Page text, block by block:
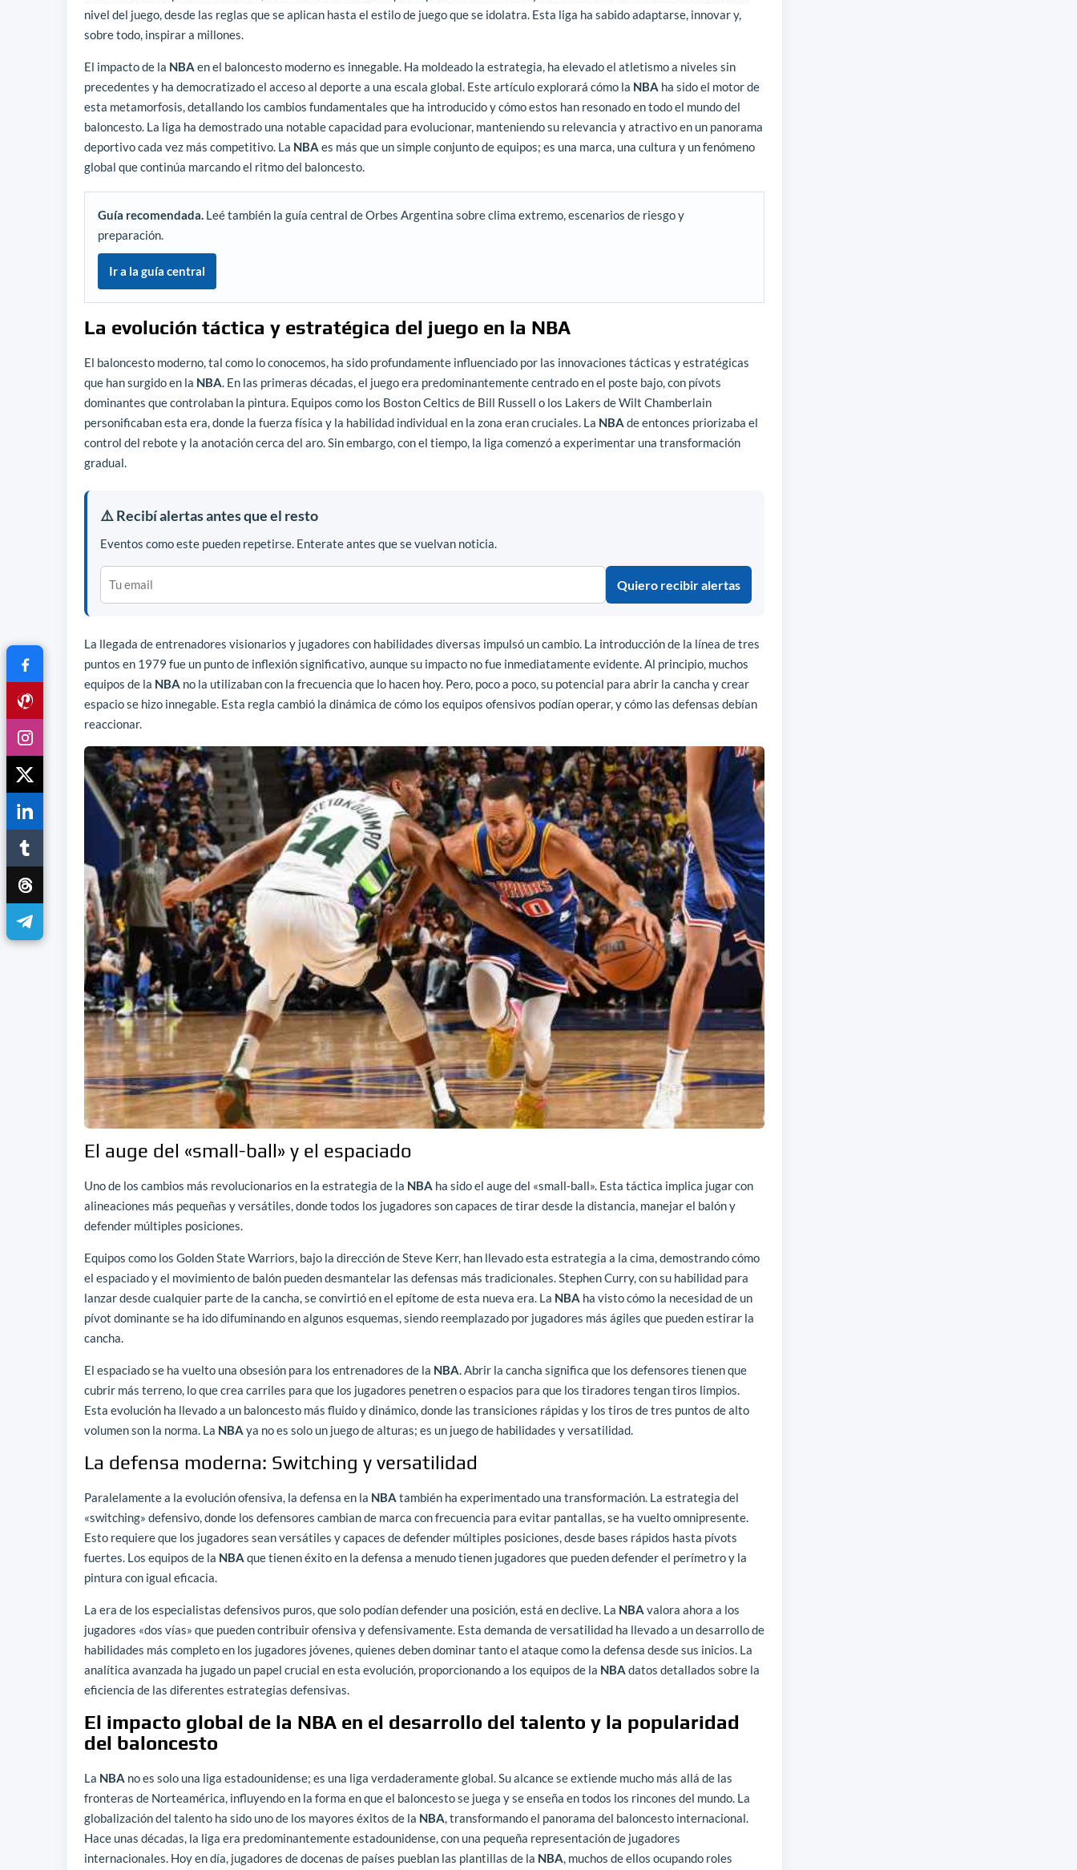
nivel del juego, desde las reglas que se aplican hasta el estilo de juego que se idolatra. Esta liga ha sabido adaptarse, innovar y,
sobre todo, inspirar a millones.
El impacto de la NBA en el baloncesto moderno es innegable. Ha moldeado la estrategia, ha elevado el atletismo a niveles sin
precedentes y ha democratizado el acceso al deporte a una escala global. Este artículo explorará cómo la NBA ha sido el motor de
esta metamorfosis, detallando los cambios fundamentales que ha introducido y cómo estos han resonado en todo el mundo del
baloncesto. La liga ha demostrado una notable capacidad para evolucionar, manteniendo su relevancia y atractivo en un panorama
deportivo cada vez más competitivo. La NBA es más que un simple conjunto de equipos; es una marca, una cultura y un fenómeno
global que continúa marcando el ritmo del baloncesto.
Guía recomendada. Leé también la guía central de Orbes Argentina sobre clima extremo, escenarios de riesgo y
preparación.
Ir a la guía central
La evolución táctica y estratégica del juego en la NBA
El baloncesto moderno, tal como lo conocemos, ha sido profundamente influenciado por las innovaciones tácticas y estratégicas
que han surgido en la NBA. En las primeras décadas, el juego era predominantemente centrado en el poste bajo, con pívots
dominantes que controlaban la pintura. Equipos como los Boston Celtics de Bill Russell o los Lakers de Wilt Chamberlain
personificaban esta era, donde la fuerza física y la habilidad individual en la zona eran cruciales. La NBA de entonces priorizaba el
control del rebote y la anotación cerca del aro. Sin embargo, con el tiempo, la liga comenzó a experimentar una transformación
gradual.
⚠️ Recibí alertas antes que el resto
Eventos como este pueden repetirse. Enterate antes que se vuelvan noticia.
Quiero recibir alertas
La llegada de entrenadores visionarios y jugadores con habilidades diversas impulsó un cambio. La introducción de la línea de tres
puntos en 1979 fue un punto de inflexión significativo, aunque su impacto no fue inmediatamente evidente. Al principio, muchos
equipos de la NBA no la utilizaban con la frecuencia que lo hacen hoy. Pero, poco a poco, su potencial para abrir la cancha y crear
espacio se hizo innegable. Esta regla cambió la dinámica de cómo los equipos ofensivos podían operar, y cómo las defensas debían
reaccionar.
El auge del «small-ball» y el espaciado
Uno de los cambios más revolucionarios en la estrategia de la NBA ha sido el auge del «small-ball». Esta táctica implica jugar con
alineaciones más pequeñas y versátiles, donde todos los jugadores son capaces de tirar desde la distancia, manejar el balón y
defender múltiples posiciones.
Equipos como los Golden State Warriors, bajo la dirección de Steve Kerr, han llevado esta estrategia a la cima, demostrando cómo
el espaciado y el movimiento de balón pueden desmantelar las defensas más tradicionales. Stephen Curry, con su habilidad para
lanzar desde cualquier parte de la cancha, se convirtió en el epítome de esta nueva era. La NBA ha visto cómo la necesidad de un
pívot dominante se ha ido difuminando en algunos esquemas, siendo reemplazado por jugadores más ágiles que pueden estirar la
cancha.
El espaciado se ha vuelto una obsesión para los entrenadores de la NBA. Abrir la cancha significa que los defensores tienen que
cubrir más terreno, lo que crea carriles para que los jugadores penetren o espacios para que los tiradores tengan tiros limpios.
Esta evolución ha llevado a un baloncesto más fluido y dinámico, donde las transiciones rápidas y los tiros de tres puntos de alto
volumen son la norma. La NBA ya no es solo un juego de alturas; es un juego de habilidades y versatilidad.
La defensa moderna: Switching y versatilidad
Paralelamente a la evolución ofensiva, la defensa en la NBA también ha experimentado una transformación. La estrategia del
«switching» defensivo, donde los defensores cambian de marca con frecuencia para evitar pantallas, se ha vuelto omnipresente.
Esto requiere que los jugadores sean versátiles y capaces de defender múltiples posiciones, desde bases rápidos hasta pívots
fuertes. Los equipos de la NBA que tienen éxito en la defensa a menudo tienen jugadores que pueden defender el perímetro y la
pintura con igual eficacia.
La era de los especialistas defensivos puros, que solo podían defender una posición, está en declive. La NBA valora ahora a los
jugadores «dos vías» que pueden contribuir ofensiva y defensivamente. Esta demanda de versatilidad ha llevado a un desarrollo de
habilidades más completo en los jugadores jóvenes, quienes deben dominar tanto el ataque como la defensa desde sus inicios. La
analítica avanzada ha jugado un papel crucial en esta evolución, proporcionando a los equipos de la NBA datos detallados sobre la
eficiencia de las diferentes estrategias defensivas.
El impacto global de la NBA en el desarrollo del talento y la popularidad
del baloncesto
La NBA no es solo una liga estadounidense; es una liga verdaderamente global. Su alcance se extiende mucho más allá de las
fronteras de Norteamérica, influyendo en la forma en que el baloncesto se juega y se enseña en todos los rincones del mundo. La
globalización del talento ha sido uno de los mayores éxitos de la NBA, transformando el panorama del baloncesto internacional.
Hace unas décadas, la liga era predominantemente estadounidense, con una pequeña representación de jugadores
internacionales. Hoy en día, jugadores de docenas de países pueblan las plantillas de la NBA, muchos de ellos ocupando roles